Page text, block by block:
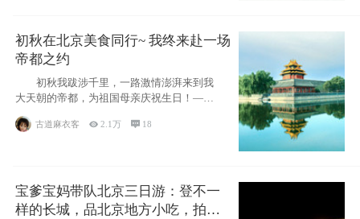
初秋在北京美食同行~ 我终来赴一场
帝都之约
初秋我跋涉千里，一路激情澎湃来到我
大天朝的帝都，为祖国母亲庆祝生日！——
古道麻衣客 2.1万  18
宝爹宝妈带队北京三日游：登不一
样的长城，品北京地方小吃，拍盘